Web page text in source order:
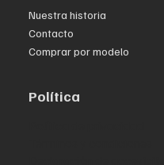
Nuestra historia
Contacto
Comprar por modelo
Política